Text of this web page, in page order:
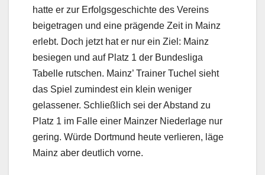
hatte er zur Erfolgsgeschichte des Vereins
beigetragen und eine prägende Zeit in Mainz
erlebt. Doch jetzt hat er nur ein Ziel: Mainz
besiegen und auf Platz 1 der Bundesliga
Tabelle rutschen. Mainz’ Trainer Tuchel sieht
das Spiel zumindest ein klein weniger
gelassener. Schließlich sei der Abstand zu
Platz 1 im Falle einer Mainzer Niederlage nur
gering. Würde Dortmund heute verlieren, läge
Mainz aber deutlich vorne.